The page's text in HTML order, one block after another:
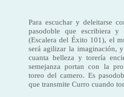
Para escuchar y deleitarse
pasodoble que escribiera
(Escalera del Éxito 101), el
será agilizar la imaginación,
cuanta belleza y torería
semejanza portan con la
toreo del camero. Es
que transmite Curro cuando